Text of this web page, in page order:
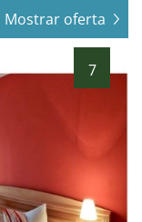
Mostrar oferta
7